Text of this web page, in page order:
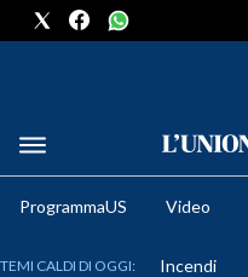
METEO
ProgrammaUS Video
TEMI CALDI DI OGGI: Incendi